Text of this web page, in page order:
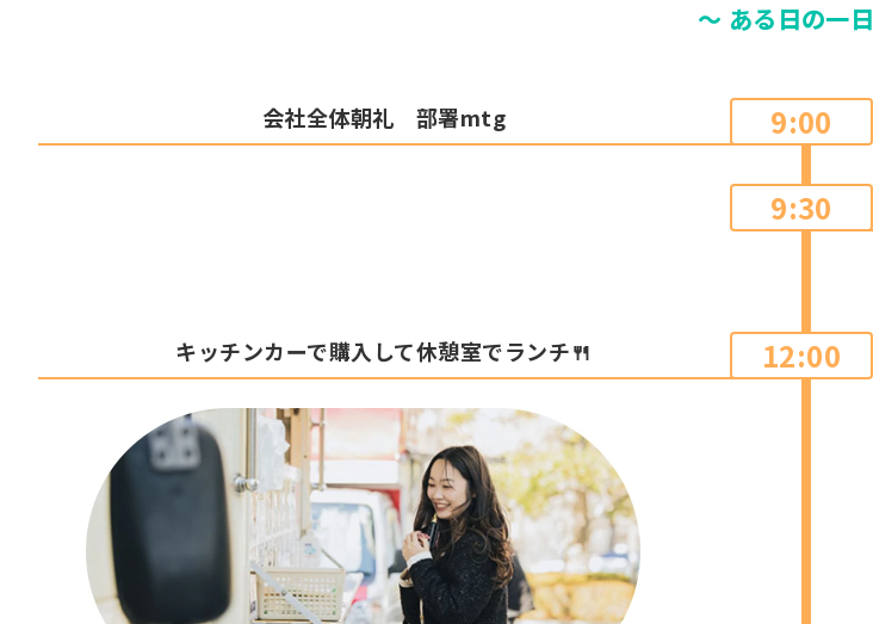
～ ある日の一
9:00
会社全体朝礼 部署mtg
9:30
12:00
キッチンカーで購入して休憩室でランチ🍴